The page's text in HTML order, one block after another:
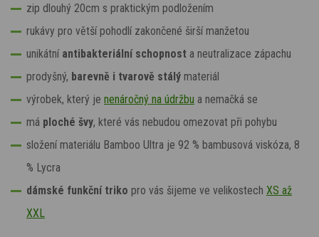
zip dlouhý 20cm s praktickým podložením
rukávy pro větší pohodlí zakončené širší manžetou
unikátní antibakteriální schopnost a neutralizace zápachu
prodyšný, barevně i tvarově stálý materiál
výrobek, který je nenáročný na údržbu a nemačká se
má ploché švy, které vás nebudou omezovat při pohybu
složení materiálu Bamboo Ultra je 92 % bambusová viskóza, 8
% Lycra
dámské funkční triko pro vás šijeme ve velikostech XS až
XXL